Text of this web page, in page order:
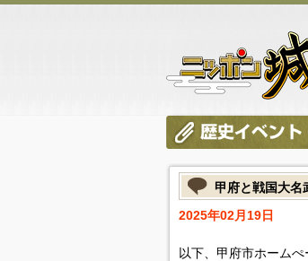
甲府と戦国大名
2025年02月19日
以下、甲府市ホーム